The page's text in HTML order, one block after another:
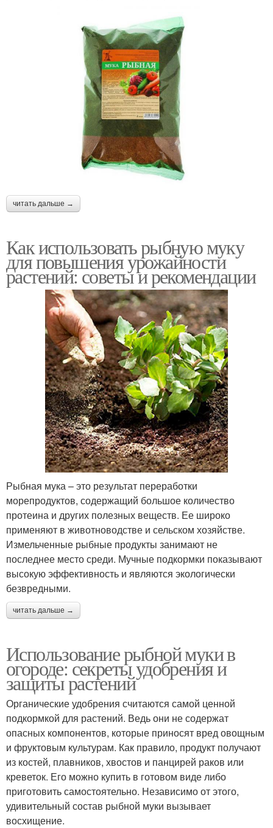
читать дальше →
Как использовать рыбную муку
для повышения урожайности
растений: советы и рекомендации
Рыбная мука – это результат переработки
морепродуктов, содержащий большое количество
протеина и других полезных веществ. Ее широко
применяют в животноводстве и сельском хозяйстве.
Измельченные рыбные продукты занимают не
последнее место среди. Мучные подкормки показывают
высокую эффективность и являются экологически
безвредными.
читать дальше →
Использование рыбной муки в
огороде: секреты удобрения и
защиты растений
Органические удобрения считаются самой ценной
подкормкой для растений. Ведь они не содержат
опасных компонентов, которые приносят вред овощным
и фруктовым культурам. Как правило, продукт получают
из костей, плавников, хвостов и панцирей раков или
креветок. Его можно купить в готовом виде либо
приготовить самостоятельно. Независимо от этого,
удивительный состав рыбной муки вызывает
восхищение.